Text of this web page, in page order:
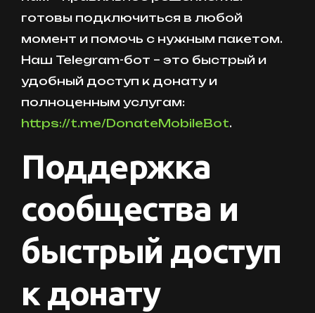
готовы подключиться в любой
момент и помочь с нужным пакетом.
Наш Telegram-бот – это быстрый и
удобный доступ к донату и
полноценным услугам:
https://t.me/DonateMobileBot.
Поддержка
сообщества и
быстрый доступ
к донату